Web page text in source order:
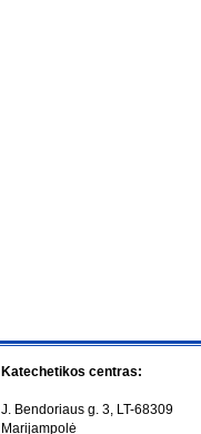
Katechetikos centras:
J. Bendoriaus g. 3, LT-68309
Marijampolė